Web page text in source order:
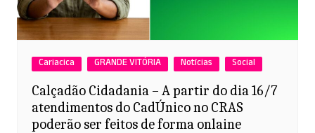
Cariacica GRANDE VITÓRIA Notícias Social
Calçadão Cidadania – A partir do dia 16/7
atendimentos do CadÚnico no CRAS
poderão ser feitos de forma onlaine